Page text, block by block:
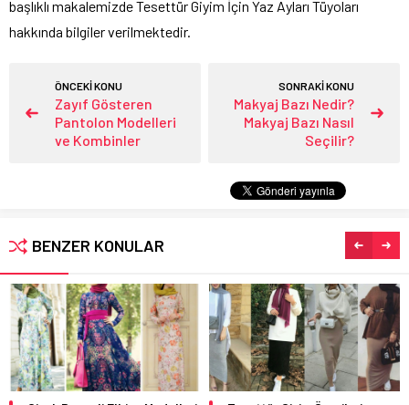
başlıklı makalemizde Tesettür Giyim İçin Yaz Ayları Tüyoları
hakkında bilgiler verilmektedir.
ÖNCEKİ KONU
Zayıf Gösteren
Pantolon Modelleri
ve Kombinler
SONRAKİ KONU
Makyaj Bazı Nedir?
Makyaj Bazı Nasıl
Seçilir?
BENZER KONULAR